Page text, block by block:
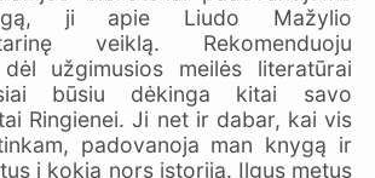
ji apie Liudo Mažylio
veiklą. Rekomenduoju
užgimusios meilės literatūrai
būsiu dėkinga kitai savo
Ringienei. Ji net ir dabar, kai vis
padovanoja man knygą ir
į kokią nors istoriją. Ilgus metus